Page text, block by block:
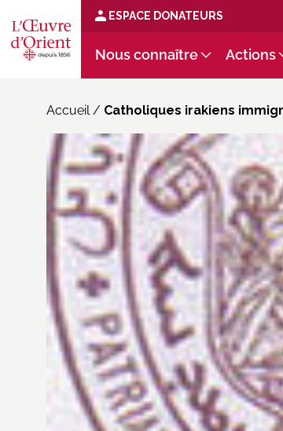
ESPACE DONATEURS
Nous connaître Actions
Accueil/ Catholiques irakiens